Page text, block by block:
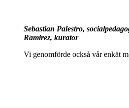
Sebastian Palestro,
Ramirez, kurator
Vi genomförde också vår enkät